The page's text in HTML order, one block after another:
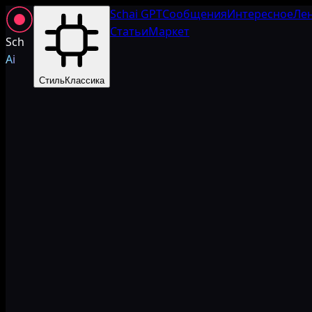
Sch
Ai
СтильКлассика
Schai GPTСообщенияИнтересное
СтатьиМаркет